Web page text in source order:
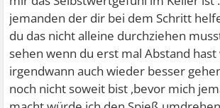
jemanden der dir bei dem Schritt
du das nicht alleine durchziehen
sehen wenn du erst mal Abstand
irgendwann auch wieder besser
noch nicht soweit bist ,bevor mich